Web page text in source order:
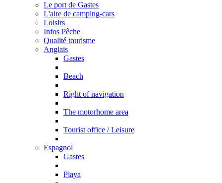
Le port de Gastes
L'aire de camping-cars
Loisirs
Infos Pêche
Qualité tourisme
Anglais
Gastes
Beach
Right of navigation
The motorhome area
Tourist office / Leisure
Espagnol
Gastes
Playa